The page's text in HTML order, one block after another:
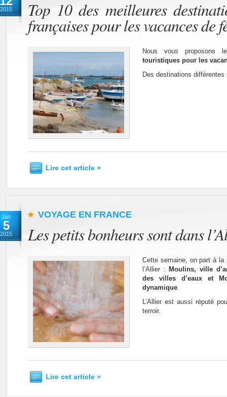
2015 Top 10 des meilleures
françaises pour les vacances de
Nous vous proposons
touristiques pour les
Des destinations
Lire cet article »
Jan
5
2015
VOYAGE EN FRANCE
Les petits bonheurs sont dans
Cette semaine, on part à
l’Allier : Moulins, ville
des villes d’eaux et
dynamique.
L’Allier est aussi réputé
terroir.
Lire cet article »